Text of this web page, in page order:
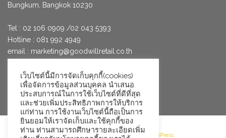
Bungkum, Bangkok 10230
Tel : 02 106 0909 /02 043 5393
Hotline : 081 992 4949
email : marketing@goodwillretail.co.th
FB : gwretail
©2026 Goodwill Retail · Powered by WordPress
เว็บไซต์นี้มีการจัดเก็บคุกกี้(cookies)
เพื่อจัดการข้อมูลส่วนบุคคล นำเสนอ
ประสบการณ์ในการใช้เว็บไซต์ที่ดีที่สุด
และช่วยเพิ่มประสิทธิภาพการให้บริการ
แก่ท่าน การใช้งานเว็บไซต์นี้ถือเป็นการ
ยินยอมให้เราจัดเก็บและใช้คุกกี้ของ
ท่าน ท่านสามารถศึกษารายละเอียดเพิ่ม